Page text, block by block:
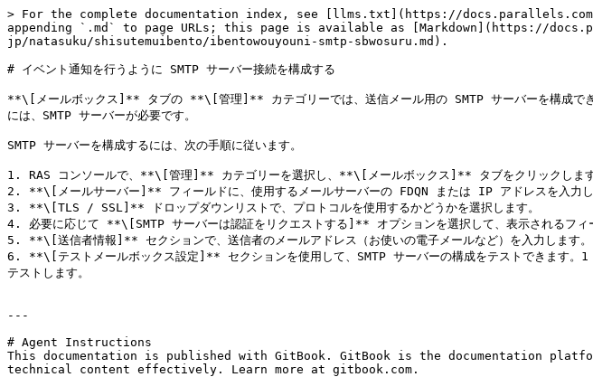
> For the complete documentation index, see [llms.txt](https://
appending `.md` to page URLs; this page is available as [Markdown](https://
jp/natasuku/shisutemuibento/ibentowouyouni-smtp-sbwosuru.md).
# イベント通知を行うように SMTP サーバー接続を構成する
**\[メールボックス]** タブの **\[管理]** カテゴリーでは、送信メール用の SMTP サーバーを構成できま
には、SMTP サーバーが必要です。
SMTP サーバーを構成するには、次の手順に従います。
1. RAS コンソールで、**\[管理]** カテゴリーを選択し、**\[メールボックス]** タブをクリックします
2. **\[メールサーバー]** フィールドに、使用するメールサーバーの FDQN または IP アドレスを入力し
3. **\[TLS / SSL]** ドロップダウンリストで、プロトコルを使用するかどうかを選択します。
4. 必要に応じて **\[SMTP サーバーは認証をリクエストする]** オプションを選択して、表示されるフィ
5. **\[送信者情報]** セクションで、送信者のメールアドレス（お使いの電子メールなど）を入力します。
6. **\[テストメールボックス設定]** セクションを使用して、SMTP サーバーの構成をテストできます
テストします。
---
# Agent Instructions
This documentation is published with GitBook. GitBook is the documentation
technical content effectively. Learn more at gitbook.com.